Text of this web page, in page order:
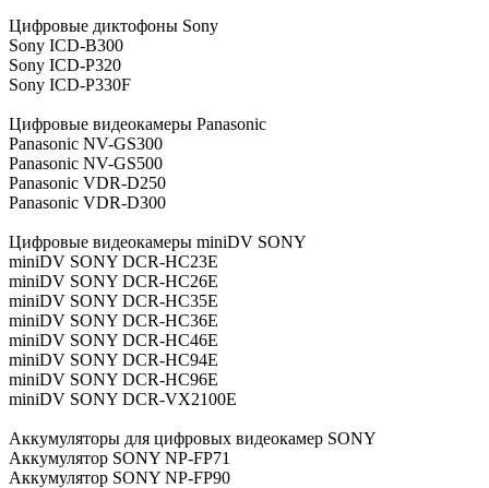
Цифровые диктофоны Sony
Sony ICD-B300
Sony ICD-P320
Sony ICD-P330F
Цифровые видеокамеры Panasonic
Panasonic NV-GS300
Panasonic NV-GS500
Panasonic VDR-D250
Panasonic VDR-D300
Цифровые видеокамеры miniDV SONY
miniDV SONY DCR-HC23E
miniDV SONY DCR-HC26E
miniDV SONY DCR-HC35E
miniDV SONY DCR-HC36E
miniDV SONY DCR-HC46E
miniDV SONY DCR-HC94E
miniDV SONY DCR-HC96E
miniDV SONY DCR-VX2100E
Аккумуляторы для цифровых видеокамер SONY
Аккумулятор SONY NP-FP71
Аккумулятор SONY NP-FP90